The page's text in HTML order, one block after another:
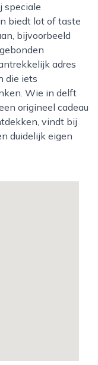
speciale
biedt lot of taste
bijvoorbeeld
adres
die iets
Wie in delft
origineel cadeau
vindt bij
duidelijk eigen